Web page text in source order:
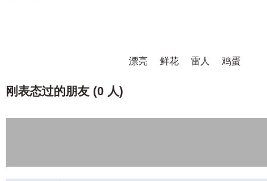
漂亮 鲜花 雷人 鸡蛋
刚表态过的朋友 (0 人)